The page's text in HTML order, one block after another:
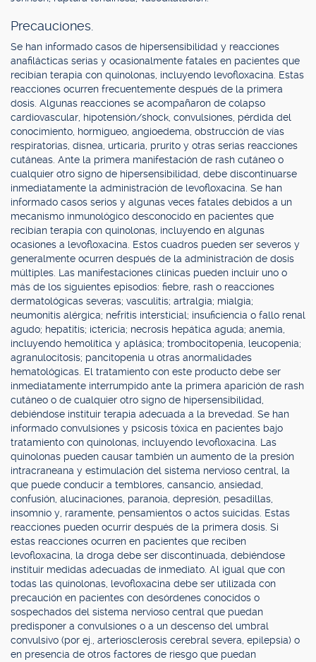
Precauciones.
Se han informado casos de hipersensibilidad y reacciones
anafilácticas serias y ocasionalmente fatales en pacientes que
recibían terapia con quinolonas, incluyendo levofloxacina. Estas
reacciones ocurren frecuentemente después de la primera
dosis. Algunas reacciones se acompañaron de colapso
cardiovascular, hipotensión/shock, convulsiones, pérdida del
conocimiento, hormigueo, angioedema, obstrucción de vías
respiratorias, disnea, urticaria, prurito y otras serias reacciones
cutáneas. Ante la primera manifestación de rash cutáneo o
cualquier otro signo de hipersensibilidad, debe discontinuarse
inmediatamente la administración de levofloxacina. Se han
informado casos serios y algunas veces fatales debidos a un
mecanismo inmunológico desconocido en pacientes que
recibían terapia con quinolonas, incluyendo en algunas
ocasiones a levofloxacina. Estos cuadros pueden ser severos y
generalmente ocurren después de la administración de dosis
múltiples. Las manifestaciones clínicas pueden incluir uno o
más de los siguientes episodios: fiebre, rash o reacciones
dermatológicas severas; vasculitis; artralgia; mialgia;
neumonitis alérgica; nefritis intersticial; insuficiencia o fallo renal
agudo; hepatitis; ictericia; necrosis hepática aguda; anemia,
incluyendo hemolítica y aplásica; trombocitopenia, leucopenia;
agranulocitosis; pancitopenia u otras anormalidades
hematológicas. El tratamiento con este producto debe ser
inmediatamente interrumpido ante la primera aparición de rash
cutáneo o de cualquier otro signo de hipersensibilidad,
debiéndose instituir terapia adecuada a la brevedad. Se han
informado convulsiones y psicosis tóxica en pacientes bajo
tratamiento con quinolonas, incluyendo levofloxacina. Las
quinolonas pueden causar también un aumento de la presión
intracraneana y estimulación del sistema nervioso central, la
que puede conducir a temblores, cansancio, ansiedad,
confusión, alucinaciones, paranoia, depresión, pesadillas,
insomnio y, raramente, pensamientos o actos suicidas. Estas
reacciones pueden ocurrir después de la primera dosis. Si
estas reacciones ocurren en pacientes que reciben
levofloxacina, la droga debe ser discontinuada, debiéndose
instituir medidas adecuadas de inmediato. Al igual que con
todas las quinolonas, levofloxacina debe ser utilizada con
precaución en pacientes con desórdenes conocidos o
sospechados del sistema nervioso central que puedan
predisponer a convulsiones o a un descenso del umbral
convulsivo (por ej., arteriosclerosis cerebral severa, epilepsia) o
en presencia de otros factores de riesgo que puedan